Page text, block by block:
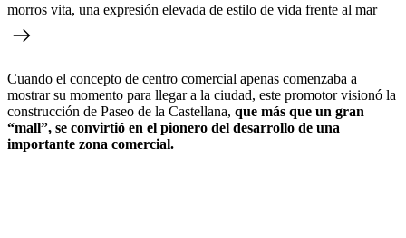
morros vita, una expresión elevada de estilo de vida frente al mar
Cuando el concepto de centro comercial apenas comenzaba a
mostrar su momento para llegar a la ciudad, este promotor visionó la
construcción de Paseo de la Castellana, que más que un gran
“mall”, se convirtió en el pionero del desarrollo de una
importante zona comercial.